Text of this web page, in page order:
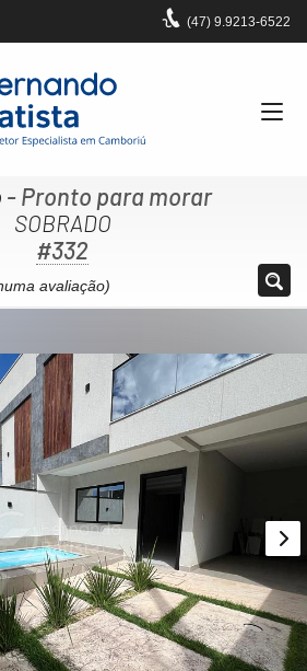
(47) 9.9213-6522
- Pronto para morar
SOBRADO
#332
avaliação)